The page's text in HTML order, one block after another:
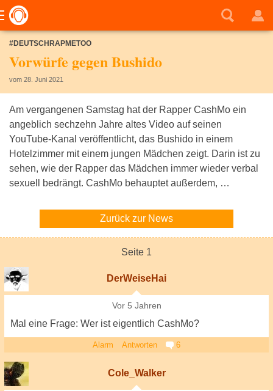
#DEUTSCHRAPMETOO
Vorwürfe gegen Bushido
vom 28. Juni 2021
Am vergangenen Samstag hat der Rapper CashMo ein
angeblich sechzehn Jahre altes Video auf seinen
YouTube-Kanal veröffentlicht, das Bushido in einem
Hotelzimmer mit einem jungen Mädchen zeigt. Darin ist zu
sehen, wie der Rapper das Mädchen immer wieder verbal
sexuell bedrängt. CashMo behauptet außerdem, …
Zurück zur News
Seite 1
DerWeiseHai
Vor 5 Jahren
Mal eine Frage: Wer ist eigentlich CashMo?
Alarm Antworten 6
Cole_Walker